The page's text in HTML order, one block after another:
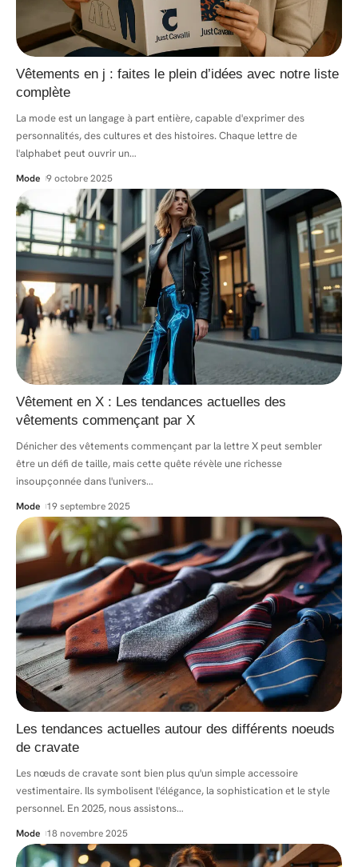
Vêtements en j : faites le plein d’idées avec notre liste
complète
La mode est un langage à part entière, capable d'exprimer des
personnalités, des cultures et des histoires. Chaque lettre de
l'alphabet peut ouvrir un…
Mode 9 octobre 2025
Vêtement en X : Les tendances actuelles des
vêtements commençant par X
Dénicher des vêtements commençant par la lettre X peut sembler
être un défi de taille, mais cette quête révèle une richesse
insoupçonnée dans l'univers…
Mode 19 septembre 2025
Les tendances actuelles autour des différents noeuds
de cravate
Les nœuds de cravate sont bien plus qu'un simple accessoire
vestimentaire. Ils symbolisent l'élégance, la sophistication et le style
personnel. En 2025, nous assistons…
Mode 18 novembre 2025